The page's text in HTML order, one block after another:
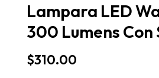
Lampara LED
300 Lumens Con
$310.00